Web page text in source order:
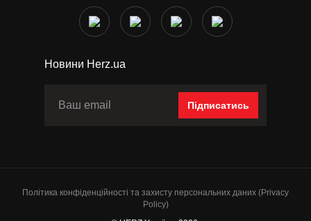
Новини Herz.ua
Підписатись
Політика конфіденційності та захисту персональних даних (Privacy
Policy)